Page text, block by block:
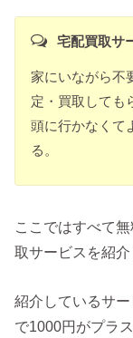
宅配買取サ
家にいながら不
定・買取しても
頭に行かなくて
る。
ここではすべて
取サービスを紹介
紹介しているサ
で1000円がプラ